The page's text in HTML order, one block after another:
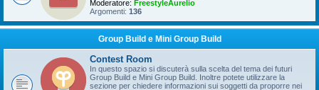
Moderatore: FreestyleAurelio
Argomenti: 136
Group Build e Mini Group Build
Contest Room
In questo spazio si discuterà sulla scelta del tema dei futuri
Group Build e Mini Group Build. Inoltre potete utilizzare la
sezione per chiedere informazioni sui soggetti da proporre nei